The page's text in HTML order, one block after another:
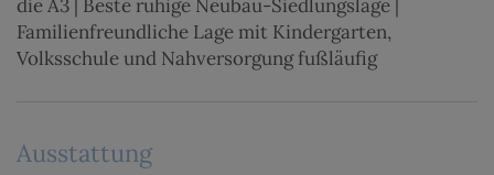
die A3 | Beste ruhige Neubau-Siedlungslage |
Familienfreundliche Lage mit Kindergarten,
Volksschule und Nahversorgung fußläufig
Ausstattung